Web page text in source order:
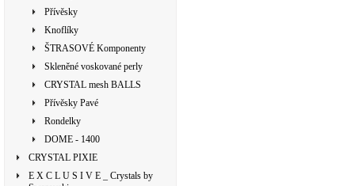
Přívěsky
Knoflíky
ŠTRASOVÉ Komponenty
Skleněné voskované perly
CRYSTAL mesh BALLS
Přívěsky Pavé
Rondelky
DOME - 1400
CRYSTAL PIXIE
E X C L U S I V E _ Crystals by